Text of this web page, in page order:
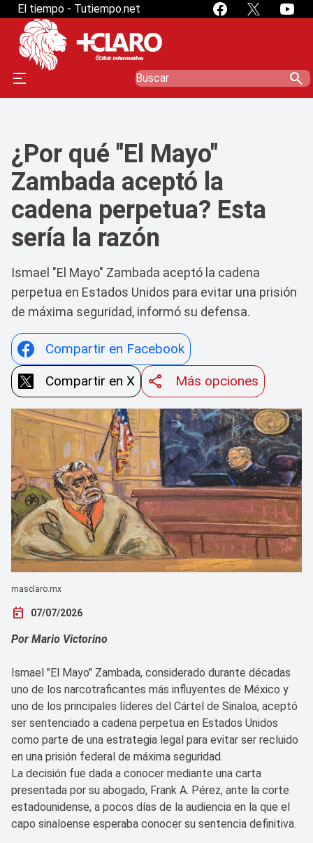
" />" />
El tiempo - Tutiempo.net
search
¿Por qué "El Mayo"
Zambada aceptó la
cadena perpetua? Esta
sería la razón
Ismael "El Mayo" Zambada aceptó la cadena
perpetua en Estados Unidos para evitar una prisión
de máxima seguridad, informó su defensa.
Compartir en Facebook
Compartir en X
Más opciones
masclaro.mx
today 07/07/2026
Por Mario Victorino
Ismael "El Mayo" Zambada, considerado durante décadas
uno de los narcotraficantes más influyentes de México y
uno de los principales líderes del Cártel de Sinaloa, aceptó
ser sentenciado a cadena perpetua en Estados Unidos
como parte de una estrategia legal para evitar ser recluido
en una prisión federal de máxima seguridad.
La decisión fue dada a conocer mediante una carta
presentada por su abogado, Frank A. Pérez, ante la corte
estadounidense, a pocos días de la audiencia en la que el
capo sinaloense esperaba conocer su sentencia definitiva.